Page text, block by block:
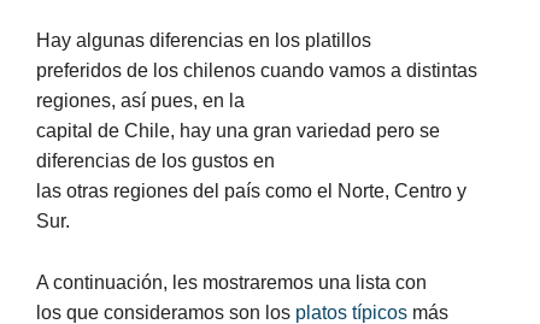
Hay algunas diferencias en los platillos
preferidos de los chilenos cuando vamos a distintas
regiones, así pues, en la
capital de Chile, hay una gran variedad pero se
diferencias de los gustos en
las otras regiones del país como el Norte, Centro y
Sur.
A continuación, les mostraremos una lista con
los que consideramos son los platos típicos más